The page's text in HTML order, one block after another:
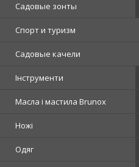
Садовые зонты
Спорт и туризм
Садовые качели
Інструменти
Масла і мастила Brunox
Ножі
Одяг